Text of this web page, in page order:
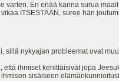
varten. En enää kanna surua
ITSESTÄÄN, suree hän
nykyajan probleemat ovat
ihmiset kehittäisivät jopa
sisäiseen